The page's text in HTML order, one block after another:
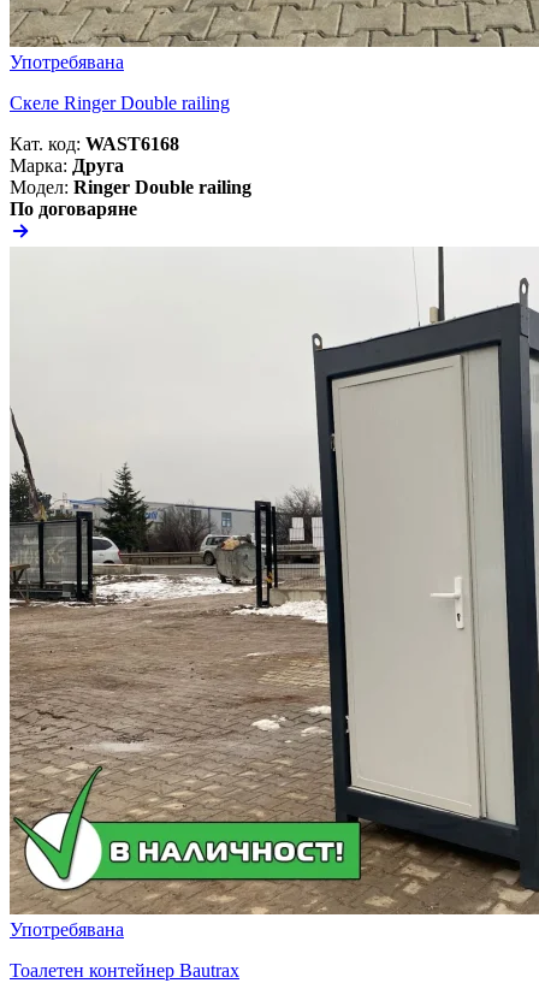
Употребявана
Скеле Ringer Double railing
Кат. код: WAST6168
Марка: Друга
Модел: Ringer Double railing
По договаряне
Употребявана
Тоалетен контейнер Bautrax